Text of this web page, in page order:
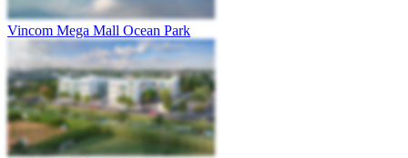
Vincom Mega Mall Ocean Park